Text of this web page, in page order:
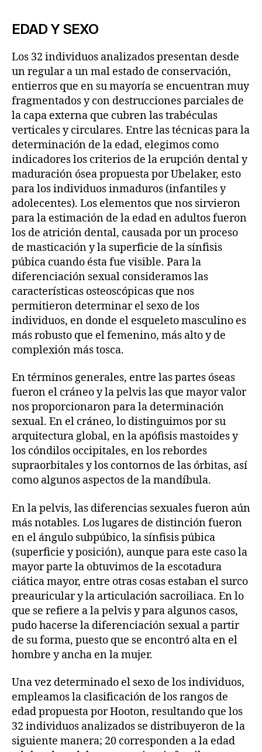
EDAD Y SEXO
Los 32 individuos analizados presentan desde
un regular a un mal estado de conservación,
entierros que en su mayoría se encuentran muy
fragmentados y con destrucciones parciales de
la capa externa que cubren las trabéculas
verticales y circulares. Entre las técnicas para la
determinación de la edad, elegimos como
indicadores los criterios de la erupción dental y
maduración ósea propuesta por Ubelaker, esto
para los individuos inmaduros (infantiles y
adolecentes). Los elementos que nos sirvieron
para la estimación de la edad en adultos fueron
los de atrición dental, causada por un proceso
de masticación y la superficie de la sínfisis
púbica cuando ésta fue visible. Para la
diferenciación sexual consideramos las
características osteoscópicas que nos
permitieron determinar el sexo de los
individuos, en donde el esqueleto masculino es
más robusto que el femenino, más alto y de
complexión más tosca.
En términos generales, entre las partes óseas
fueron el cráneo y la pelvis las que mayor valor
nos proporcionaron para la determinación
sexual. En el cráneo, lo distinguimos por su
arquitectura global, en la apófisis mastoides y
los cóndilos occipitales, en los rebordes
supraorbitales y los contornos de las órbitas, así
como algunos aspectos de la mandíbula.
En la pelvis, las diferencias sexuales fueron aún
más notables. Los lugares de distinción fueron
en el ángulo subpúbico, la sínfisis púbica
(superficie y posición), aunque para este caso la
mayor parte la obtuvimos de la escotadura
ciática mayor, entre otras cosas estaban el surco
preauricular y la articulación sacroiliaca. En lo
que se refiere a la pelvis y para algunos casos,
pudo hacerse la diferenciación sexual a partir
de su forma, puesto que se encontró alta en el
hombre y ancha en la mujer.
Una vez determinado el sexo de los individuos,
empleamos la clasificación de los rangos de
edad propuesta por Hooton, resultando que los
32 individuos analizados se distribuyeron de la
siguiente manera; 20 corresponden a la edad